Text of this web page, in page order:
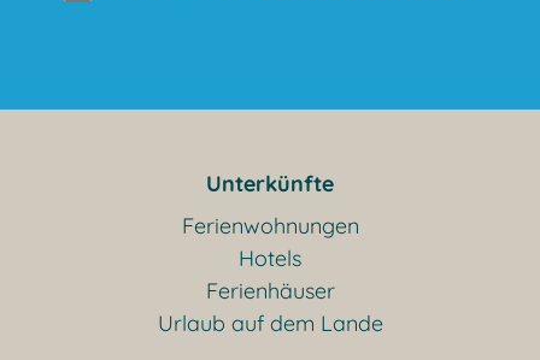
Unterkünfte
Ferienwohnungen
Hotels
Ferienhäuser
Urlaub auf dem Lande